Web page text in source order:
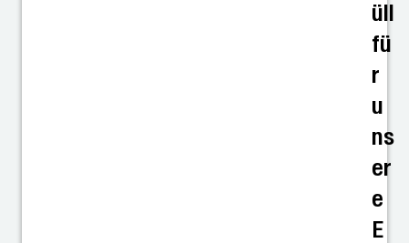
üll
fü
r
u
ns
er
e
E